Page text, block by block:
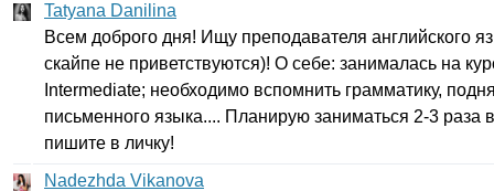
Tatyana Danilina
Всем доброго дня! Ищу преподавателя английского
скайпе не приветствуются)! О себе: занималась на
Intermediate; необходимо вспомнить грамматику,
письменного языка.... Планирую заниматься 2-3
пишите в личку!
Nadezhda Vikanova